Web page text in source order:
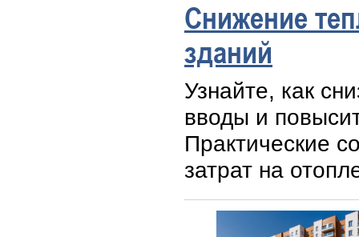
Снижение
зданий
Узнайте, как
вводы и
Практические
затрат на